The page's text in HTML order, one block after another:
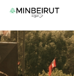
انتقل
المحتوى